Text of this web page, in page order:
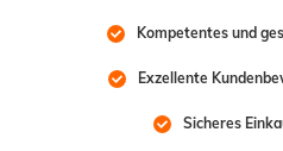
Kompetentes und
Exzellente
Sicheres